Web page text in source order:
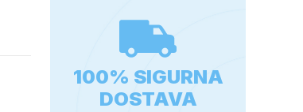
100% SIGURNA
DOSTAVA